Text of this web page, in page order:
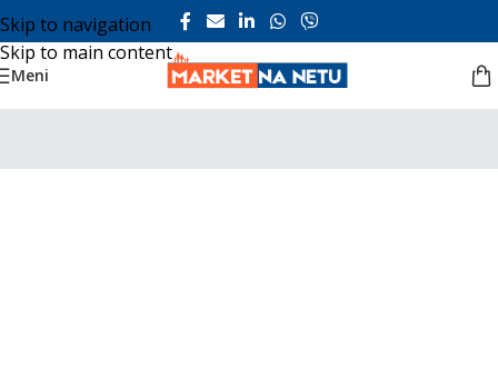
Skip to navigation
Skip to main content
Meni